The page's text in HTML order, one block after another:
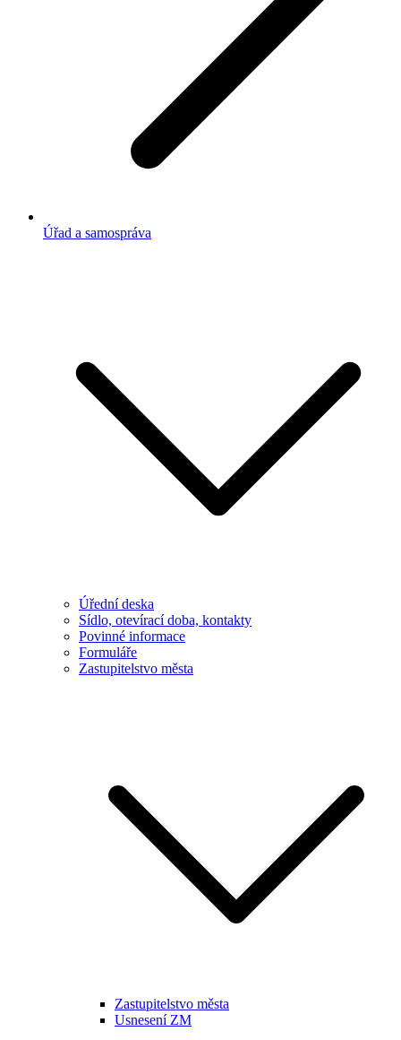
Úřad a samospráva
Úřední deska
Sídlo, otevírací doba, kontakty
Povinné informace
Formuláře
Zastupitelstvo města
Zastupitelstvo města
Usnesení ZM